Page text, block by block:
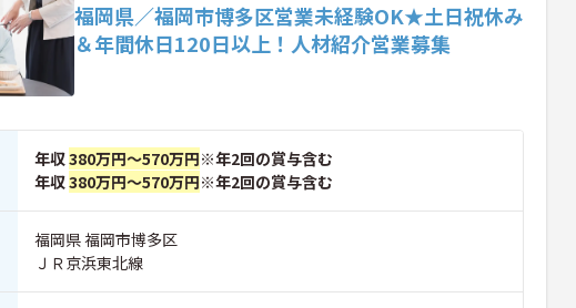
福岡県／福岡市博多区営業未経験OK★土日祝休み
＆年間休日120日以上！人材紹介営業募集
年収380万円～570万円※年2回の賞与含む
年収380万円～570万円※年2回の賞与含む
福岡県 福岡市博多区
ＪＲ京浜東北線